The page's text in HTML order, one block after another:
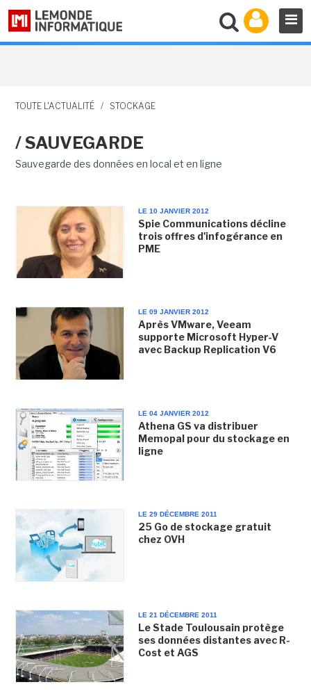
TOUTE L'ACTUALITÉ / STOCKAGE
/ SAUVEGARDE
Sauvegarde des données en local et en ligne
LE 10 JANVIER 2012
Spie Communications décline
trois offres d'infogérance en
PME
LE 09 JANVIER 2012
Après VMware, Veeam
supporte Microsoft Hyper-V
avec Backup Replication V6
LE 04 JANVIER 2012
Athena GS va distribuer
Memopal pour du stockage en
ligne
LE 29 DÉCEMBRE 2011
25 Go de stockage gratuit
chez OVH
LE 21 DÉCEMBRE 2011
Le Stade Toulousain protège
ses données distantes avec R-
Cost et AGS